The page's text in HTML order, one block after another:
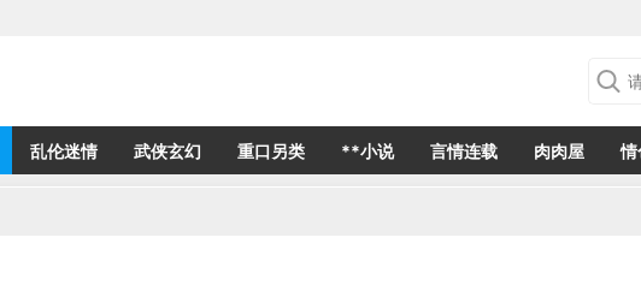
乱伦迷情 武侠玄幻 重口另类 **小说 言情连载 肉肉屋 情